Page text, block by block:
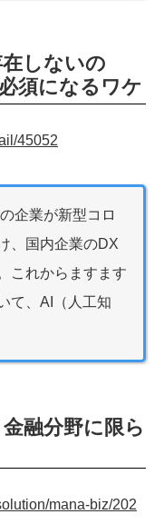
しないの
須になるワケ
45052
企業が新型コロ
、国内企業のDX
これからますます
て、AI（人工知
融分野に限ら
mana-biz/202